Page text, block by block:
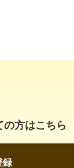
の方はこちら
録